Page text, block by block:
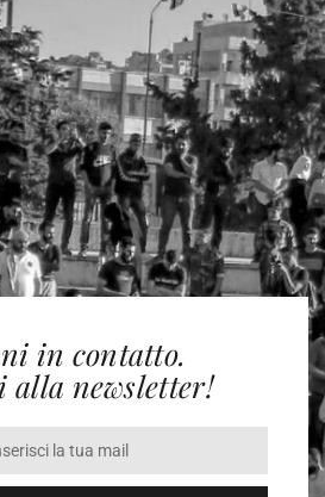
in contatto.
newsletter!